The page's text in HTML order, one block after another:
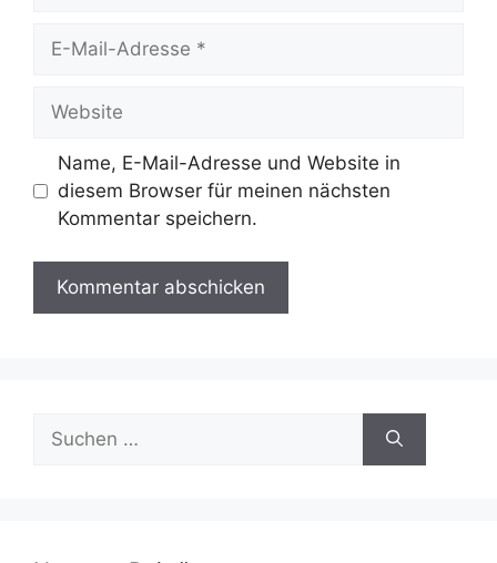
Website
Name, E-Mail-Adresse und Website in
diesem Browser für meinen nächsten
Kommentar speichern.
nach: